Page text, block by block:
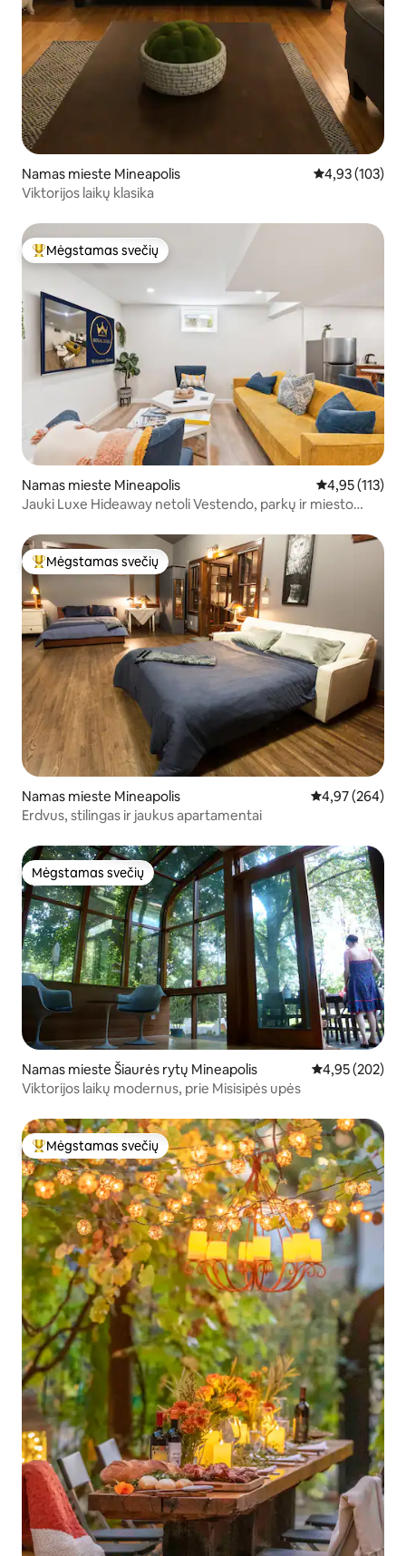
Namas mieste Mineapolis Vidutinis
4,93 (103)
Viktorijos laikų klasika
Svečių mėgstamiausias
Mėgstamas svečių
Namas mieste Mineapolis Vidutinis
4,95 (113)
Jauki Luxe Hideaway netoli Vestendo, parkų ir miesto
Svečių mėgstamiausias
Mėgstamas svečių
Namas mieste Mineapolis Vidutinis
4,97 (264)
Erdvus, stilingas ir jaukus apartamentai
Mėgstamas svečių
Mėgstamas svečių
Namas mieste Šiaurės rytų Mineapolis Vidutinis
4,95 (202)
Viktorijos laikų modernus, prie Misisipės upės
Svečių mėgstamiausias
Mėgstamas svečių